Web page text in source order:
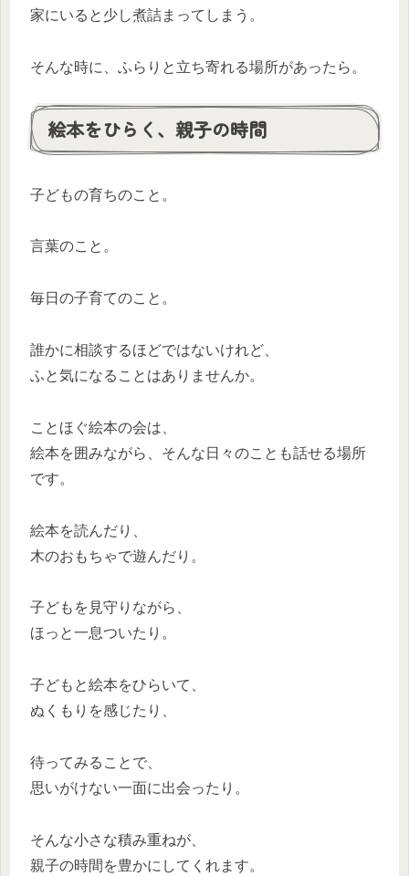
家にいると少し煮詰まってしまう。
そんな時に、ふらりと立ち寄れる場所があったら。
絵本をひらく、親子の時間
子どもの育ちのこと。
言葉のこと。
毎日の子育てのこと。
誰かに相談するほどではないけれど、
ふと気になることはありませんか。
ことほぐ絵本の会は、
絵本を囲みながら、そんな日々のことも話せる場所
です。
絵本を読んだり、
木のおもちゃで遊んだり。
子どもを見守りながら、
ほっと一息ついたり。
子どもと絵本をひらいて、
ぬくもりを感じたり、
待ってみることで、
思いがけない一面に出会ったり。
そんな小さな積み重ねが、
親子の時間を豊かにしてくれます。